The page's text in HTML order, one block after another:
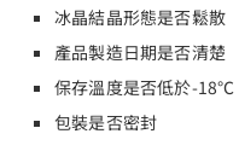
冰晶結晶形態是否鬆散
產品製造日期是否清楚
保存溫度是否低於-18℃
包裝是否密封